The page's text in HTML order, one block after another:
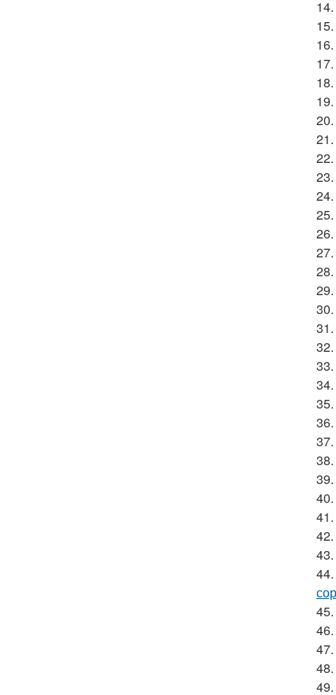
14.
15.
16.
17.
18.
19.
20.
21.
22.
23.
24.
25.
26.
27.
28.
29.
30.
31.
32.
33.
34.
35.
36.
37.
38.
39.
40.
41.
42.
43.
44.
45.
46.
47.
48.
49.